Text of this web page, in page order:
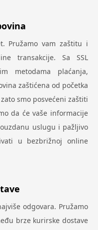
Pružamo vam zaštitu i
transakcije. Sa SSL
metodama plaćanja,
zaštićena od početka
smo posvećeni zaštiti
da će vaše informacije
uslugu i pažljivo
u bezbrižnoj online
odgovara. Pružamo
brze kurirske dostave